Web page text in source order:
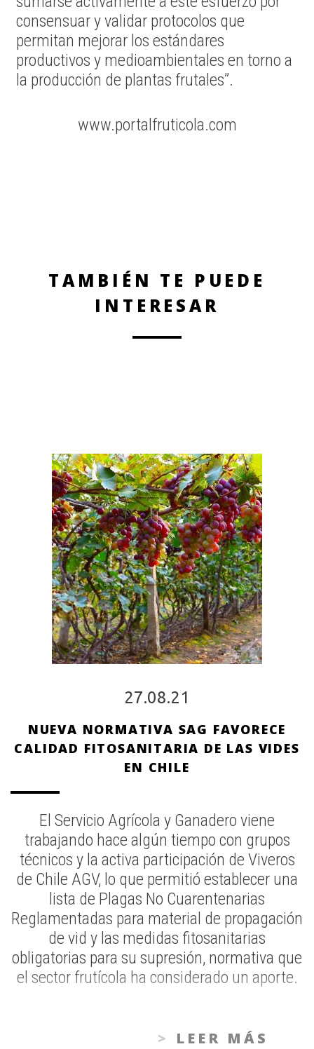
consensuar y validar protocolos que
permitan mejorar los estándares
productivos y medioambientales en torno a
la producción de plantas frutales”.
www.portalfruticola.com
TAMBIÉN TE PUEDE
INTERESAR
27.08.21
NUEVA NORMATIVA SAG FAVORECE
CALIDAD FITOSANITARIA DE LAS VIDES
EN CHILE
El Servicio Agrícola y Ganadero viene
trabajando hace algún tiempo con grupos
técnicos y la activa participación de Viveros
de Chile AGV, lo que permitió establecer una
lista de Plagas No Cuarentenarias
Reglamentadas para material de propagación
de vid y las medidas fitosanitarias
obligatorias para su supresión, normativa que
el sector frutícola ha considerado un aporte.
LEER MÁS